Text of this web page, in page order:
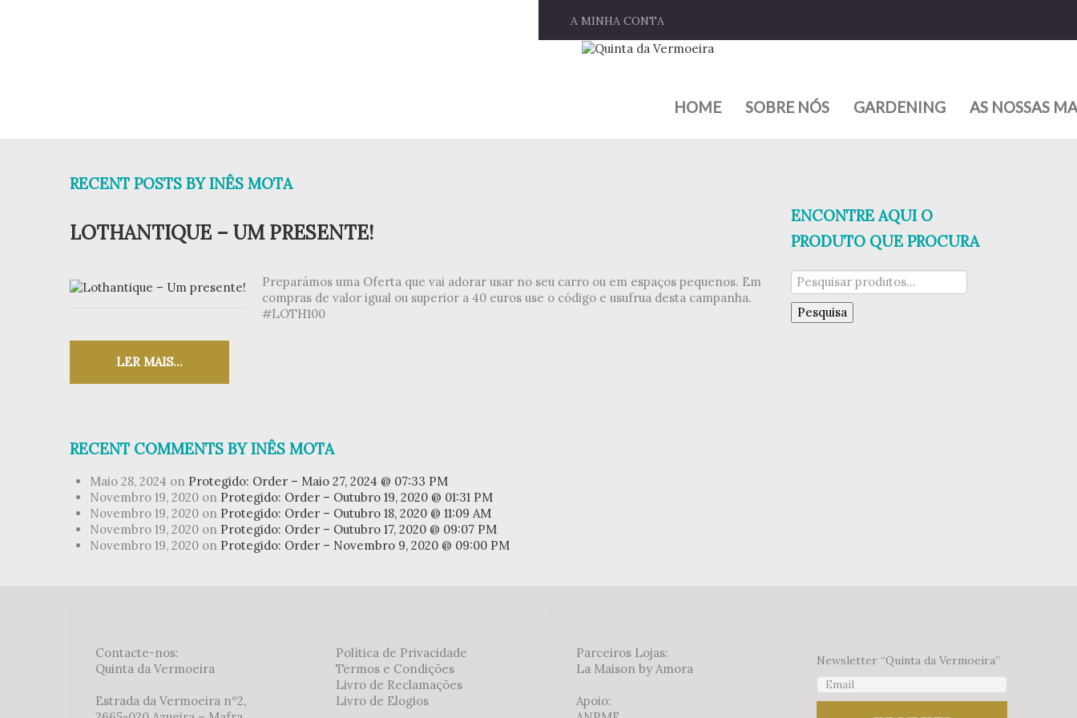
A MINHA CONTA
HOME SOBRE NÓS GARDENING AS NOSSAS
RECENT POSTS BY INÊS MOTA
LOTHANTIQUE – UM PRESENTE!
Preparámos uma Oferta que vai adorar usar no seu carro ou em espaços pequenos. Em
compras de valor igual ou superior a 40 euros use o código e usufrua desta campanha.
#LOTH100
LER MAIS...
RECENT COMMENTS BY INÊS MOTA
Maio 28, 2024 on Protegido: Order – Maio 27, 2024 @ 07:33 PM
Novembro 19, 2020 on Protegido: Order – Outubro 19, 2020 @ 01:31 PM
Novembro 19, 2020 on Protegido: Order – Outubro 18, 2020 @ 11:09 AM
Novembro 19, 2020 on Protegido: Order – Outubro 17, 2020 @ 09:07 PM
Novembro 19, 2020 on Protegido: Order – Novembro 9, 2020 @ 09:00 PM
ENCONTRE AQUI O
PRODUTO QUE PROCURA
Pesquisar
por:
Pesquisa
Contacte-nos:
Quinta da Vermoeira
Estrada da Vermoeira nº2,
Política de Privacidade
Termos e Condições
Livro de Reclamações
Livro de Elogios
Parceiros Lojas:
La Maison by Amora
Apoio:
Newsletter “Quinta da Vermoeira”